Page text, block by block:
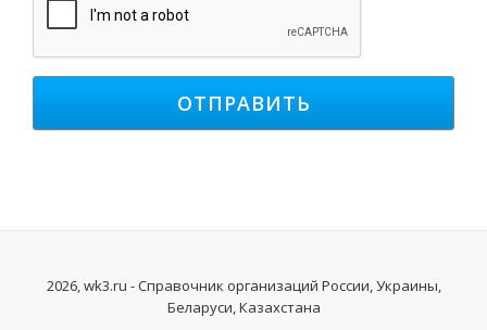
2026, wk3.ru - Справочник организаций России, Украины,
Беларуси, Казахстана